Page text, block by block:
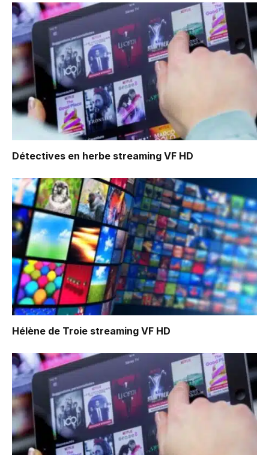
Détectives en herbe streaming VF HD
Hélène de Troie streaming VF HD